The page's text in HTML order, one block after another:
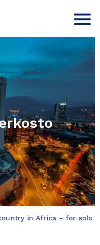
in Africa – for solo